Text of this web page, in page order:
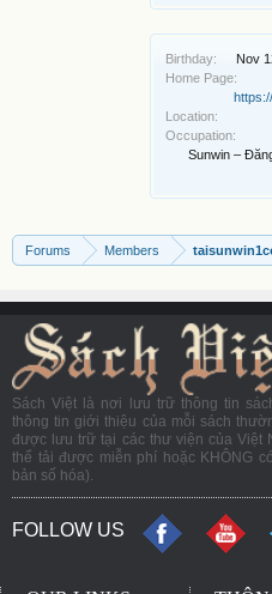
Birthday: Nov
Home Page:
Location:
Occupation:
Sunwin –
Forums Members
Sách Việt là nơi lưu trữ thông tin
thông tin giới thiệu của mỗi sách
được lưu trữ tại các thư viện của Việt
thể tải được miễn phí hoặc KHÔNG
bản số hóa).
FOLLOW US